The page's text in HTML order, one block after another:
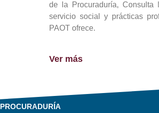
de la Procuraduría, Consulta
servicio social y prácticas
PAOT ofrece.
Ver más
PROCURADURÍA